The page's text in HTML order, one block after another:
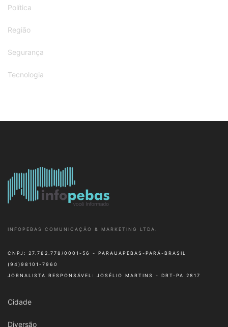
Política
Região
Segurança
Tecnologia
INFOPEBAS COMUNICAÇÃO & MARKETING LTDA.
CNPJ: 27.782.778/0001-56 - PARAUAPEBAS-PARÁ-BRASIL
(94)98101-7960
JORNALISTA RESPONSÁVEL: JOSÉLIO MARTINS - DRT-PA 2817
Cidade
Diversão